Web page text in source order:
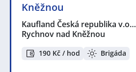
Kněžnou
Kaufland Česká republika v.o…
Rychnov nad Kněžnou
190 Kč / hod Brigáda